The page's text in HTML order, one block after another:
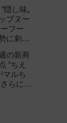
隠し味„
プヌー
フー
に刺さ
の新商
“ちえ
マルち
らに